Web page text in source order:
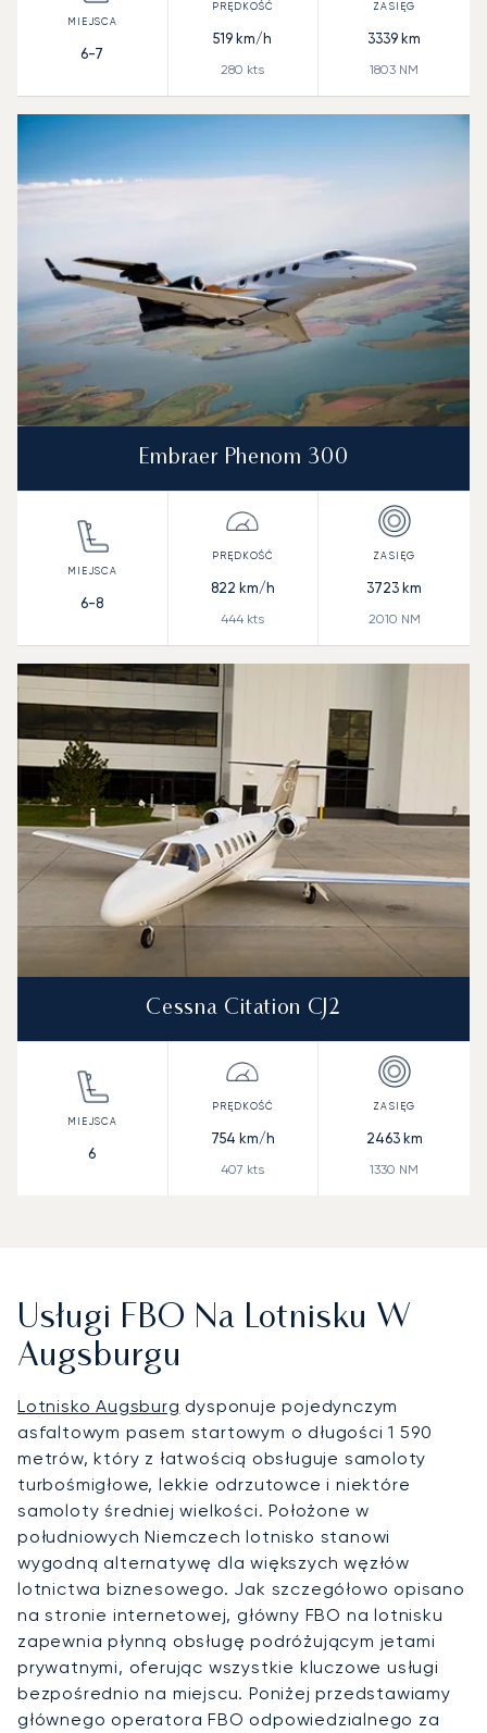
6-7
519 km/h
280 kts
3339 km
1803 NM
Embraer Phenom 300
6-8
822 km/h
444 kts
3723 km
2010 NM
Cessna Citation CJ2
6
754 km/h
407 kts
2463km
1330 NM
Usługi FBO Na Lotnisku W
Augsburgu
Lotnisko Augsburg dysponuje pojedynczym
asfaltowym pasem startowym o długości 1 590
metrów, który z łatwością obsługuje samoloty
turbośmigłowe, lekkie odrzutowce i niektóre
samoloty średniej wielkości. Położone w
południowych Niemczech lotnisko stanowi
wygodną alternatywę dla większych węzłów
lotnictwa biznesowego. Jak szczegółowo opisano
na stronie internetowej, główny FBO na lotnisku
zapewnia płynną obsługę podróżującym jetami
prywatnymi, oferując wszystkie kluczowe usługi
bezpośrednio na miejscu. Poniżej przedstawiamy
głównego operatora FBO odpowiedzialnego za